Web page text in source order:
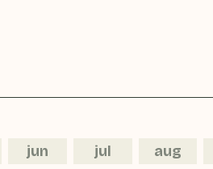
jun jul aug